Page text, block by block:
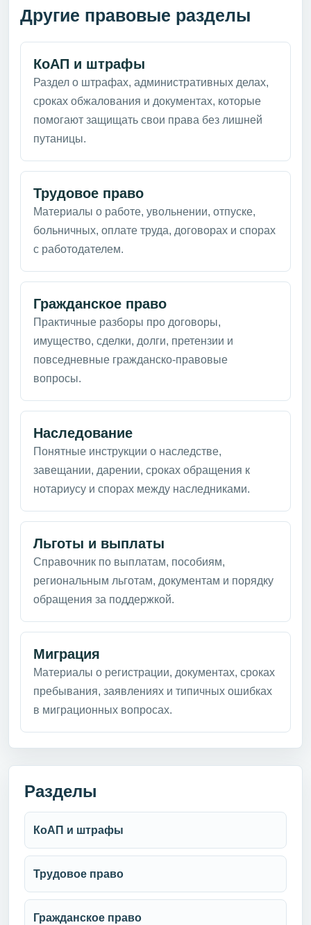
Другие правовые разделы
КоАП и штрафы
Раздел о штрафах, административных делах,
сроках обжалования и документах, которые
помогают защищать свои права без лишней
путаницы.
Трудовое право
Материалы о работе, увольнении, отпуске,
больничных, оплате труда, договорах и спорах
с работодателем.
Гражданское право
Практичные разборы про договоры,
имущество, сделки, долги, претензии и
повседневные гражданско-правовые
вопросы.
Наследование
Понятные инструкции о наследстве,
завещании, дарении, сроках обращения к
нотариусу и спорах между наследниками.
Льготы и выплаты
Справочник по выплатам, пособиям,
региональным льготам, документам и порядку
обращения за поддержкой.
Миграция
Материалы о регистрации, документах, сроках
пребывания, заявлениях и типичных ошибках
в миграционных вопросах.
Разделы
КоАП и штрафы
Трудовое право
Гражданское право